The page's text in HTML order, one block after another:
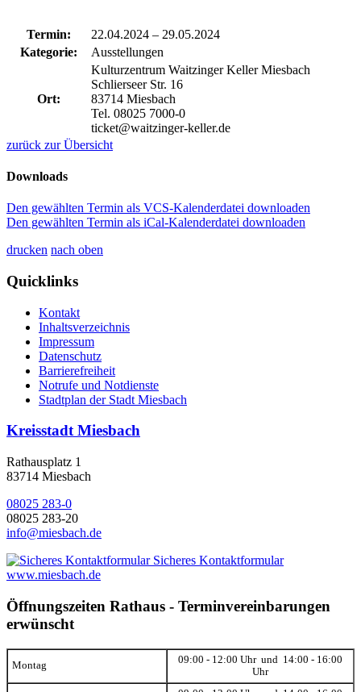
Termin: 22.04.2024 – 29.05.2024
Kategorie:
Ausstellungen
Ort:
Kulturzentrum Waitzinger Keller Miesbach
Schlierseer Str. 16
83714 Miesbach
Tel. 08025 7000-0
ticket@waitzinger-keller.de
zurück zur Übersicht
Downloads
Den gewählten Termin als VCS-Kalenderdatei downloaden
Den gewählten Termin als iCal-Kalenderdatei downloaden
drucken nach oben
Quicklinks
Kontakt
Inhaltsverzeichnis
Impressum
Datenschutz
Barrierefreiheit
Notrufe und Notdienste
Stadtplan der Stadt Miesbach
Kreisstadt Miesbach
Rathausplatz 1
83714 Miesbach
08025 283-0
08025 283-20
info@miesbach.de
Sicheres Kontaktformular
www.miesbach.de
Öffnungszeiten Rathaus - Terminvereinbarungen
erwünscht
Montag
09:00 - 12:00 Uhr und 14:00 - 16:00
Uhr